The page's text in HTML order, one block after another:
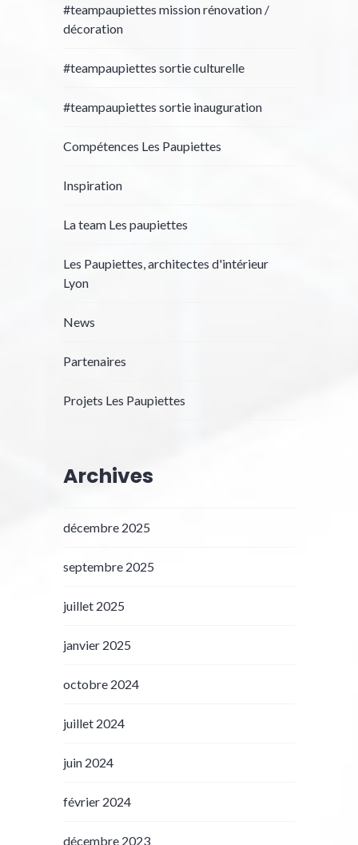
#teampaupiettes mission rénovation /
décoration
#teampaupiettes sortie culturelle
#teampaupiettes sortie inauguration
Compétences Les Paupiettes
Inspiration
La team Les paupiettes
Les Paupiettes, architectes d'intérieur
Lyon
News
Partenaires
Projets Les Paupiettes
Archives
décembre 2025
septembre 2025
juillet 2025
janvier 2025
octobre 2024
juillet 2024
juin 2024
février 2024
décembre 2023